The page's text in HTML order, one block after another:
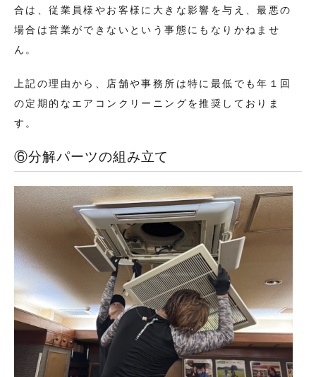
合は、従業員様やお客様に大きな影響を与え、最悪の
場合は営業ができないという事態にもなりかねませ
ん。
上記の理由から、店舗や事務所は特に最低でも年１回
の定期的なエアコンクリーニングを推奨しておりま
す。
⑥分解パーツの組み立て